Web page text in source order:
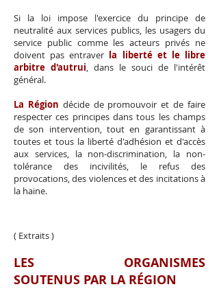
Si la loi impose l'exercice du principe de
neutralité aux services publics, les usagers du
service public comme les acteurs privés ne
doivent pas entraver la liberté et le libre
arbitre d'autrui, dans le souci de l'intérêt
général.
La Région décide de promouvoir et de faire
respecter ces principes dans tous les champs
de son intervention, tout en garantissant à
toutes et tous la liberté d'adhésion et d'accès
aux services, la non-discrimination, la non-
tolérance des incivilités, le refus des
provocations, des violences et des incitations à
la haine.
( Extraits )
LES ORGANISMES
SOUTENUS PAR LA RÉGION